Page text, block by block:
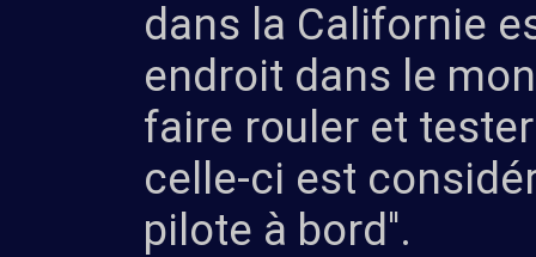
dans la Californie
endroit dans le
faire rouler et
celle-ci est
pilote à bord''.